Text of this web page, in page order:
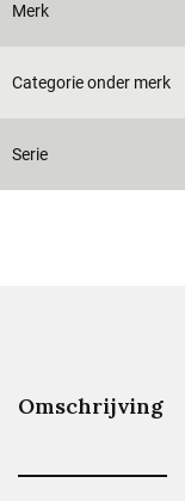
Merk
Categorie onder merk
Serie
Omschrijving